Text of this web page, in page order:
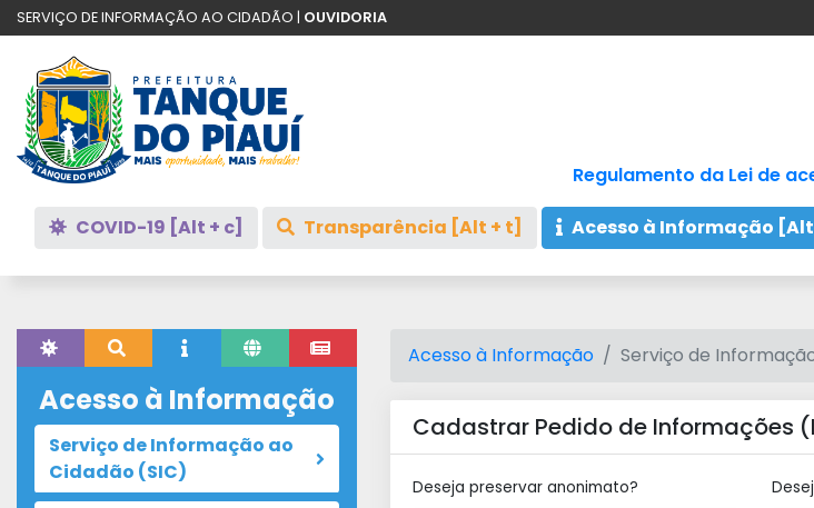
SERVIÇO DE INFORMAÇÃO AO CIDADÃO | OUVIDORIA
Regulamento da Lei de
COVID-19 [Alt + c] Transparência [Alt + t] Acesso à Informação [Alt
Acesso à Informação
Serviço de Informação ao
Cidadão (SIC)
Acesso à Informação Serviço de
Cadastrar Pedido de Informações
Deseja preservar anonimato?